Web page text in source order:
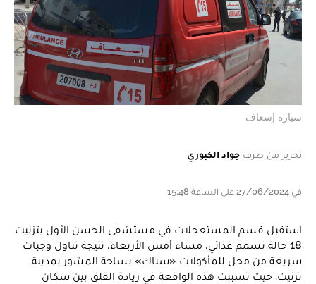
سيارة إسعاف
تحرير من طرف جواد الكبوري
في 27/06/2024 على الساعة 15:48
استقبل قسم المستعجلات في مستشفى الحسن الأول بتزنيت
18 حالة تسمم غذائي، مساء أمس الأربعاء، نتيجة تناول وجبات
سريعة من محل للمأكولات «سناك» بساحة المشور بمدينة
تزنيت. حيث تسببت هذه الواقعة في زيادة القلق بين سكان